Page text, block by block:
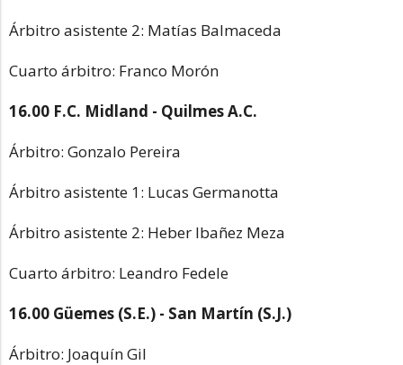
Árbitro asistente 2: Matías Balmaceda
Cuarto árbitro: Franco Morón
16.00 F.C. Midland - Quilmes A.C.
Árbitro: Gonzalo Pereira
Árbitro asistente 1: Lucas Germanotta
Árbitro asistente 2: Heber Ibañez Meza
Cuarto árbitro: Leandro Fedele
16.00 Güemes (S.E.) - San Martín (S.J.)
Árbitro: Joaquín Gil